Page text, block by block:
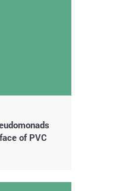
of PVC